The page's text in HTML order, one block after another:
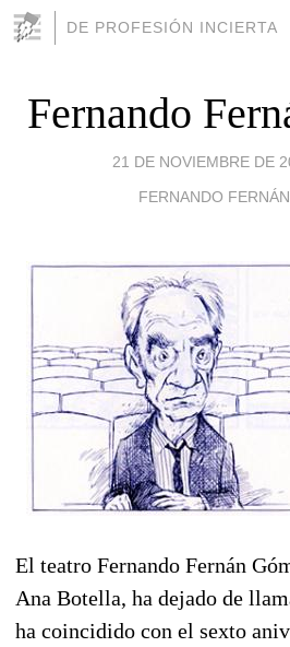
DE PROFESIÓN INCIERTA
Fernando
21 DE NOVIEMBRE DE
FERNANDO
El teatro Fernando Fernán
Ana Botella, ha dejado de
ha coincidido con el sexto